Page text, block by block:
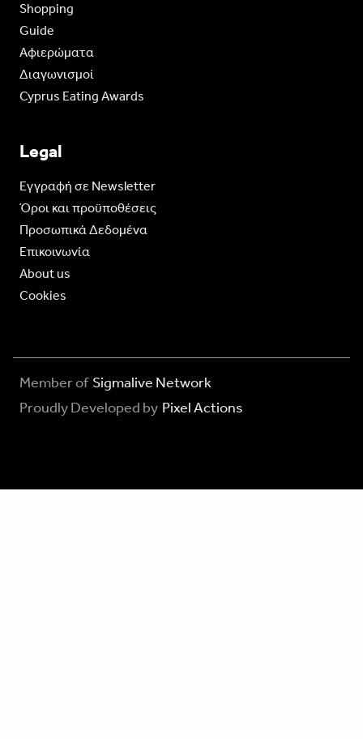
Shopping
Guide
Aφιερώματα
Διαγωνισμοί
Cyprus Eating Awards
Legal
Eγγραφή σε Newsletter
Όροι και προϋποθέσεις
Προσωπικά Δεδομένα
Επικοινωνία
About us
Cookies
Member of Sigmalive Network
Proudly Developed by Pixel Actions